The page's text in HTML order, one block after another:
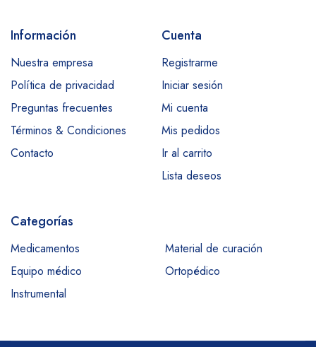
Información
Nuestra empresa
Política de privacidad
Preguntas frecuentes
Términos & Condiciones
Contacto
Cuenta
Registrarme
Iniciar sesión
Mi cuenta
Mis pedidos
Ir al carrito
Lista deseos
Categorías
Medicamentos
Material de curación
Equipo médico
Ortopédico
Instrumental